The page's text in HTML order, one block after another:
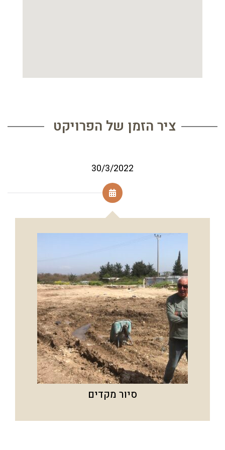
ציר הזמן של הפרויקט
30/3/2022
סיור מקדים